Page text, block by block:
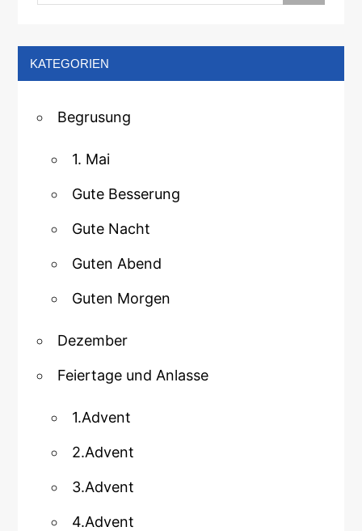
KATEGORIEN
Begrusung
1. Mai
Gute Besserung
Gute Nacht
Guten Abend
Guten Morgen
Dezember
Feiertage und Anlasse
1.Advent
2.Advent
3.Advent
4.Advent